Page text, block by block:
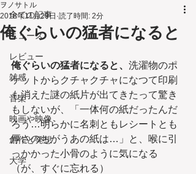
全ての記事
ニュース
レビュー
雑感
音楽
映画や映像
創作と発想
大学
俺ぐらいの猛者になると
ヲノサトル
2018年11月29日 読了時間: 2分
俺ぐらいの猛者になると、 洗濯物のポ
ケットからクチャクチャになつて印刷
も消えた謎の紙片が出てきたって驚き
もしないが、「一体何の紙だったんだ
ろう…明らかに名刺ともレシートとも
厚さのちがうあの紙は…」と、喉に引
っかかった小骨のように気になる
（が、すぐに忘れる）